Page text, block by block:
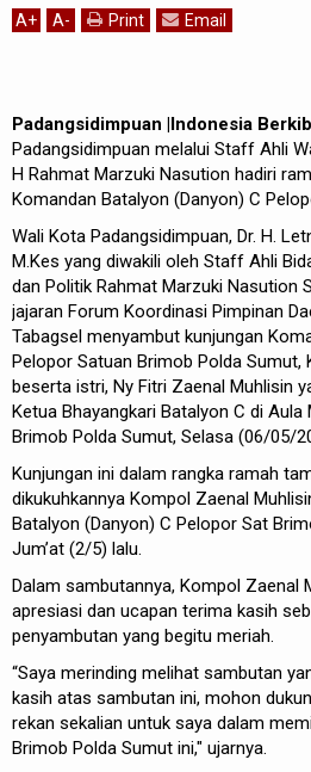
A+ A- Print Email
Padangsidimpuan |Indonesia
Padangsidimpuan melalui Staff Ahli
H Rahmat Marzuki Nasution hadiri
Komandan Batalyon (Danyon) C
Wali Kota Padangsidimpuan, Dr. H.
M.Kes yang diwakili oleh Staff Ahli
dan Politik Rahmat Marzuki Nasution
jajaran Forum Koordinasi Pimpinan
Tabagsel menyambut kunjungan
Pelopor Satuan Brimob Polda Sumut,
beserta istri, Ny Fitri Zaenal Muhlisin
Ketua Bhayangkari Batalyon C di
Brimob Polda Sumut, Selasa (06/05/
Kunjungan ini dalam rangka ramah
dikukuhkannya Kompol Zaenal
Batalyon (Danyon) C Pelopor Sat
Jum’at (2/5) lalu.
Dalam sambutannya, Kompol Zaenal
apresiasi dan ucapan terima kasih
penyambutan yang begitu meriah.
“Saya merinding melihat sambutan
kasih atas sambutan ini, mohon
rekan sekalian untuk saya dalam
Brimob Polda Sumut ini," ujarnya.